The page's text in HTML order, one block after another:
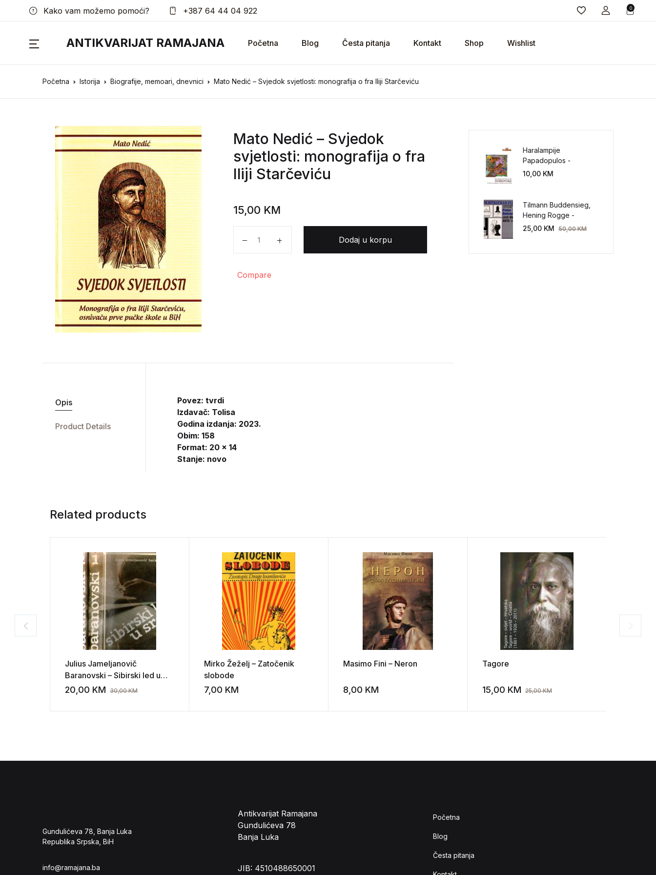
Kako vam možemo pomoći? +387 64 44 04 922 0
ANTIKVARIJAT RAMAJANA Početna Blog Česta pitanja Kontakt Shop Wishlist
Početna Istorija Biografije, memoari, dnevnici Mato Nedić – Svjedok svjetlosti: monografija o fra Iliji Starčeviću
Mato Nedić – Svjedok
svjetlosti: monografija o fra
Iliji Starčeviću
15,00 KM
Mato Nedić - Svjedok svjetlosti: monografija o fra Iliji Starčeviću količina
Dodaj u korpu
Compare
Opis
Product Details
Povez: tvrdi
Izdavač: Tolisa
Godina izdanja: 2023.
Obim: 158
Format: 20 x 14
Stanje: novo
Haralampije
Papadopulos -
Poverenje: sloboda od
10,00 KM
Tilmann Buddensieg,
Hening Rogge -
Industriekultur: Peter
25,00 KM 50,00KM
Related products
Julius Jameljanovič
Baranovski – Sibirski led u
srcu I-III
20,00 KM 30,00KM Add to wishlist
Mirko Žeželj – Zatočenik
slobode
7,00 KM Add to wishlist
Masimo Fini – Neron
8,00 KM Add to wishlist
Tagore
15,00 KM 25,00KM
Gundulićeva 78, Banja Luka
Republika Srpska, BiH
info@ramajana.ba
Antikvarijat Ramajana
Gundulićeva 78
Banja Luka
JIB: 4510488650001
Početna
Blog
Česta pitanja